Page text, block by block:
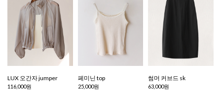
LUX 오간자 jumper
116,000원
페미닌 top
25,000원
썸머 커브드 sk
63,000원